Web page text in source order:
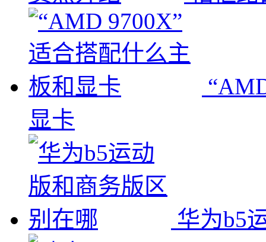
显卡
华为b5